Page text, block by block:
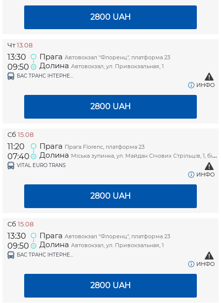
2800 UAH
Чт13.08
13:30
09:50
Прага Автовокзал "Флоренц", платформа 23
Долина Автовокзал, ул. Привокзальная, 1
БАС ТРАНС ІНТЕРНЕШНЛ ТОВ (PINCHUKTRAVEL)
ИНФО
2800 UAH
Сб 15.08
11:20
07:40
Прага Прага Florenc, платформа 23
Долина Міська зупинка, ул. Майдан Січових Стрільців, 1, біля магазину "Копійочка"
VITAL EURO TRANS
ИНФО
2800 UAH
Сб 15.08
13:30
09:50
Прага Автовокзал "Флоренц", платформа 23
Долина Автовокзал, ул. Привокзальная, 1
БАС ТРАНС ІНТЕРНЕШНЛ ТОВ (PINCHUKTRAVEL)
ИНФО
2800 UAH